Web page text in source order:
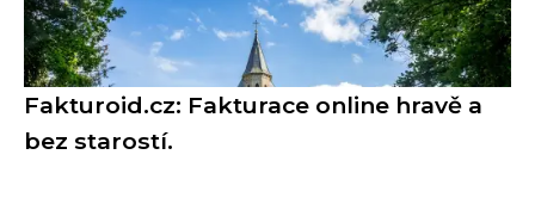
Fakturoid.cz: Fakturace online hravě a
bez starostí.